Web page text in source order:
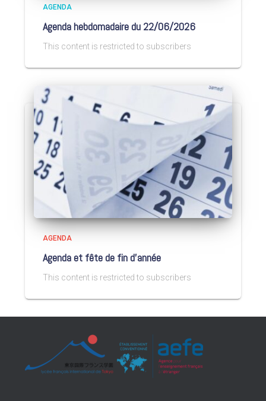
AGENDA
Agenda hebdomadaire du 22/06/2026
This content is restricted to subscribers
AGENDA
Agenda et fête de fin d’année
This content is restricted to subscribers